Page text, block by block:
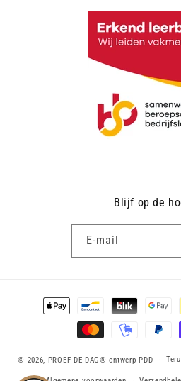
Blijf op de
E‑mail
Betaalmethoden
© 2026, PROEF DE DAG® ontwerp PDD